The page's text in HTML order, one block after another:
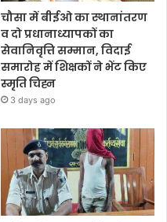
चौसा में बीईओ का स्थानांतरण
व दो प्रधानाध्यापकों का
सेवानिवृत्ति सम्मान, विदाई
समारोह में शिक्षकों ने भेंट किए
स्मृति चिह्न
3 days ago